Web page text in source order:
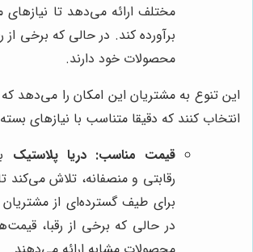
مختلف ارائه می‌دهد تا
برآورده کند. در حالی که برخی از
محصولات خود دارند.
این تنوع به مشتریان این امکان را می‌دهد که
انتخاب کنند که دقیقا متناسب با نیازهای
قیمت مناسب: دریا پلاستیک
رقابتی و منصفانه، تلاش می‌کند
برای طیف گسترده‌ای از
در حالی که برخی از رقبا،